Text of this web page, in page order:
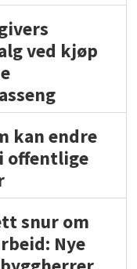
ved kjøp
kan endre
offentlige
snur om
Nye